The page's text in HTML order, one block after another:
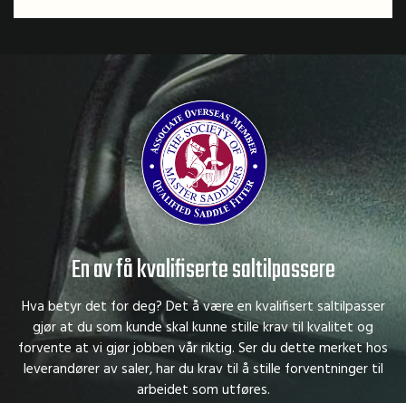
En av få kvalifiserte saltilpassere
Hva betyr det for deg? Det å være en kvalifisert saltilpasser
gjør at du som kunde skal kunne stille krav til kvalitet og
forvente at vi gjør jobben vår riktig. Ser du dette merket hos
leverandører av saler, har du krav til å stille forventninger til
arbeidet som utføres.